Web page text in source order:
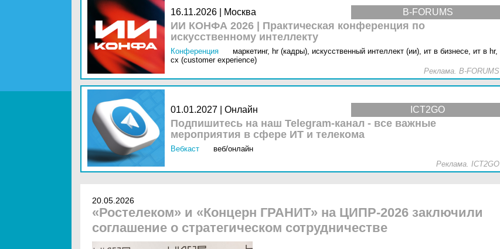
B-FORUMS
16.11.2026 | Москва
ИИ КОНФА 2026 | Практическая конференция по
искусственному интеллекту
Конференция маркетинг, hr (кадры), искусственный интеллект (ии), ит в бизнесе, ит в hr,
cx (customer experience)
Реклама. B-FORUMS
ICT2GO
01.01.2027 | Онлайн
Подпишитесь на наш Telegram-канал - все важные
мероприятия в сфере ИТ и телекома
Вебкаст
веб/онлайн
Реклама. ICT2GO
20.05.2026
«Ростелеком» и «Концерн ГРАНИТ» на ЦИПР-2026 заключили
соглашение о стратегическом сотрудничестве